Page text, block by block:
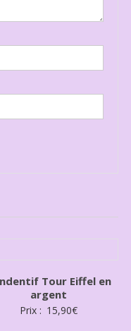
Tour Eiffel en
argent
Prix : 15,90€